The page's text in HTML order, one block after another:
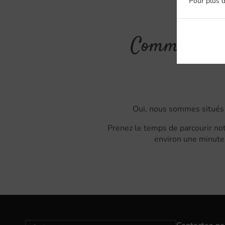
Commande
Oui, nous sommes
Prenez le temps de parcourir
environ une